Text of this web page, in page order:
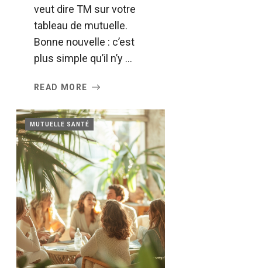
veut dire TM sur votre
tableau de mutuelle.
Bonne nouvelle : c’est
plus simple qu’il n’y ...
READ MORE
MUTUELLE SANTÉ